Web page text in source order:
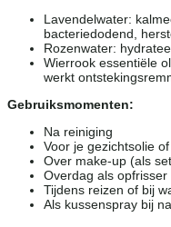
Lavendelwater:
bacteriedodend,
Rozenwater:
Wierrook essentiële
werkt
Gebruiksmomenten:
Na reiniging
Voor je gezichtsolie
Over make-up (als
Overdag als opfrisser
Tijdens reizen of bij
Als kussenspray bij